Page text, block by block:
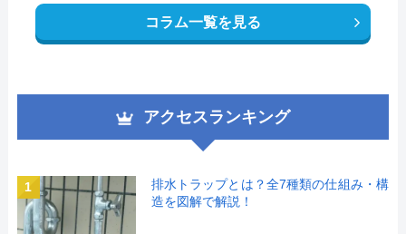
コラム一覧を見る
アクセスランキング
1
排水トラップとは？全7種類の仕組み・構
造を図解で解説！